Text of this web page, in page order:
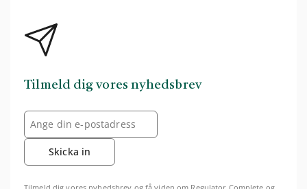
Tilmeld dig vores nyhedsbrev
Skicka in